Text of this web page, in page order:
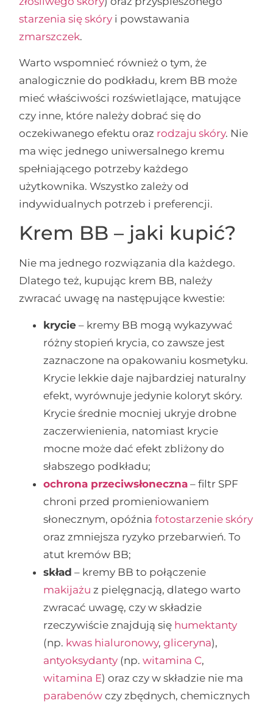
starzenia się skóry i powstawania
zmarszczek.
Warto wspomnieć również o tym, że
analogicznie do podkładu, krem BB może
mieć właściwości rozświetlające, matujące
czy inne, które należy dobrać się do
oczekiwanego efektu oraz rodzaju skóry. Nie
ma więc jednego uniwersalnego kremu
spełniającego potrzeby każdego
użytkownika. Wszystko zależy od
indywidualnych potrzeb i preferencji.
Krem BB – jaki kupić?
Nie ma jednego rozwiązania dla każdego.
Dlatego też, kupując krem BB, należy
zwracać uwagę na następujące kwestie:
krycie – kremy BB mogą wykazywać
różny stopień krycia, co zawsze jest
zaznaczone na opakowaniu kosmetyku.
Krycie lekkie daje najbardziej naturalny
efekt, wyrównuje jedynie koloryt skóry.
Krycie średnie mocniej ukryje drobne
zaczerwienienia, natomiast krycie
mocne może dać efekt zbliżony do
słabszego podkładu;
ochrona przeciwsłoneczna – filtr SPF
chroni przed promieniowaniem
słonecznym, opóźniafotostarzenie skóry
oraz zmniejsza ryzyko przebarwień. To
atut kremów BB;
skład – kremy BB to połączenie
makijażu z pielęgnacją, dlatego warto
zwracać uwagę, czy w składzie
rzeczywiście znajdują się humektanty
(np. kwas hialuronowy,gliceryna),
antyoksydanty (np.witamina C,
witamina E) oraz czy w składzie nie ma
parabenów czy zbędnych, chemicznych